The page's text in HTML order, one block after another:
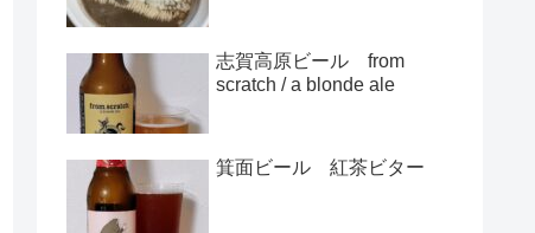
志賀高原ビール from
scratch / a blonde ale
箕面ビール 紅茶ビター